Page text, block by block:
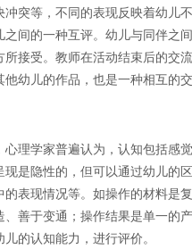
突等，不同的表现反映着幼儿
间的一种互评。幼儿与同伴之
接受。教师在活动结束后的交
幼儿的作品，也是一种相互的
理学家普遍认为，认知包括感
是隐性的，但可以通过幼儿的
表现情况等。如操作的材料是
善于变通；操作结果是单一的
的认知能力，进行评价。